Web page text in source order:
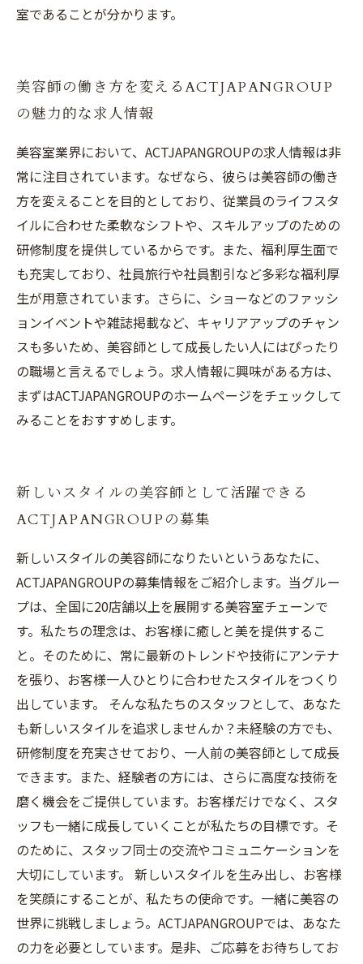
室であることが分かります。
美容師の働き方を変えるACTJAPANGROUP
の魅力的な求人情報
美容室業界において、ACTJAPANGROUPの求人情報は非
常に注目されています。なぜなら、彼らは美容師の働き
方を変えることを目的としており、従業員のライフスタ
イルに合わせた柔軟なシフトや、スキルアップのための
研修制度を提供しているからです。また、福利厚生面で
も充実しており、社員旅行や社員割引など多彩な福利厚
生が用意されています。さらに、ショーなどのファッシ
ョンイベントや雑誌掲載など、キャリアアップのチャン
スも多いため、美容師として成長したい人にはぴったり
の職場と言えるでしょう。求人情報に興味がある方は、
まずはACTJAPANGROUPのホームページをチェックして
みることをおすすめします。
新しいスタイルの美容師として活躍できる
ACTJAPANGROUPの募集
新しいスタイルの美容師になりたいというあなたに、
ACTJAPANGROUPの募集情報をご紹介します。当グルー
プは、全国に20店舗以上を展開する美容室チェーンで
す。私たちの理念は、お客様に癒しと美を提供するこ
と。そのために、常に最新のトレンドや技術にアンテナ
を張り、お客様一人ひとりに合わせたスタイルをつくり
出しています。 そんな私たちのスタッフとして、あなた
も新しいスタイルを追求しませんか？未経験の方でも、
研修制度を充実させており、一人前の美容師として成長
できます。また、経験者の方には、さらに高度な技術を
磨く機会をご提供しています。お客様だけでなく、スタ
ッフも一緒に成長していくことが私たちの目標です。そ
のために、スタッフ同士の交流やコミュニケーションを
大切にしています。 新しいスタイルを生み出し、お客様
を笑顔にすることが、私たちの使命です。一緒に美容の
世界に挑戦しましょう。ACTJAPANGROUPでは、あなた
の力を必要としています。是非、ご応募をお待ちしてお